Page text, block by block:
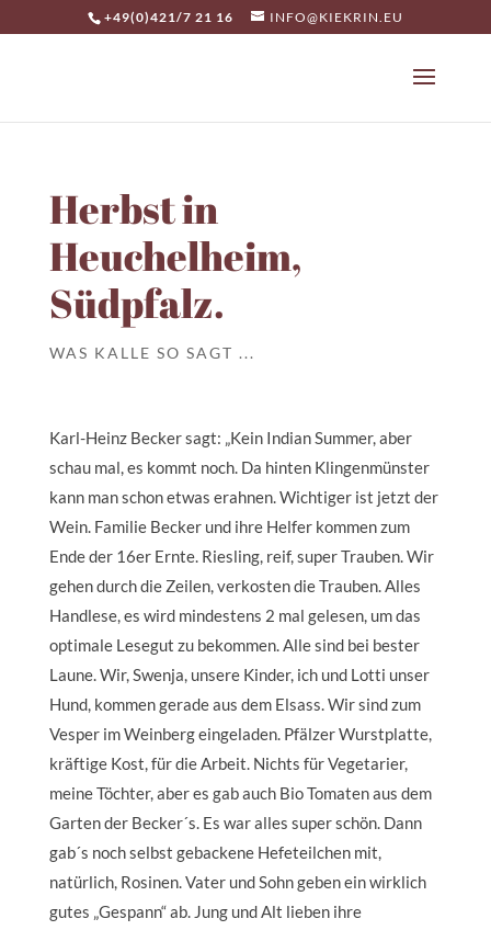
+49(0)421/7 21 16 INFO@KIEKRIN.EU
Herbst in
Heuchelheim,
Südpfalz.
WAS KALLE SO SAGT ...
Karl-Heinz Becker sagt: „Kein Indian Summer, aber
schau mal, es kommt noch. Da hinten Klingenmünster
kann man schon etwas erahnen. Wichtiger ist jetzt der
Wein. Familie Becker und ihre Helfer kommen zum
Ende der 16er Ernte. Riesling, reif, super Trauben. Wir
gehen durch die Zeilen, verkosten die Trauben. Alles
Handlese, es wird mindestens 2 mal gelesen, um das
optimale Lesegut zu bekommen. Alle sind bei bester
Laune. Wir, Swenja, unsere Kinder, ich und Lotti unser
Hund, kommen gerade aus dem Elsass. Wir sind zum
Vesper im Weinberg eingeladen. Pfälzer Wurstplatte,
kräftige Kost, für die Arbeit. Nichts für Vegetarier,
meine Töchter, aber es gab auch Bio Tomaten aus dem
Garten der Becker´s. Es war alles super schön. Dann
gab´s noch selbst gebackene Hefeteilchen mit,
natürlich, Rosinen. Vater und Sohn geben ein wirklich
gutes „Gespann“ ab. Jung und Alt lieben ihre